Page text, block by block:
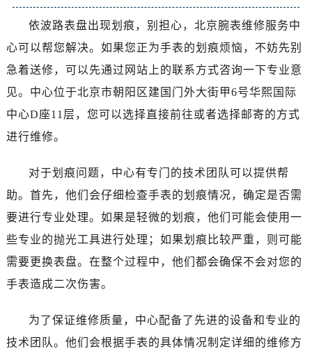
宁波市江北区大闸南路500号来福士广场办公楼20层2009室（需提前预约）
杭州市上城区钱江路1366号华润大厦写字楼A座5层503-5室（需提前预约）
金华市金东区东市南街777号金华万达广场写字楼4号楼22层2209室（需提前预约）
绍兴市越城区胜利东路379号世茂天际中心写字楼8层805室（需提前预约）
嘉兴市南湖区广益路705号嘉兴世界贸易中心写字楼A座13层1304室（需提前预约）
惠州市惠城区江北文昌一路7号华贸大厦写字楼1座30层05室（需提前预约）
厦门市思明区湖滨东路95号华润大厦写字楼B座11层1104室（需提前预约）
福州市鼓楼区五四路128-1号恒力城写字楼15层03室（需提前预约）
成都市锦江区人民东路6号SAC东原中心写字楼24层2406B室（需提前预约）
郑州市二七区铭功路10号华润大厦写字楼29层2905室（需提前预约）
太原市迎泽区解放路15号亨得利名表服务中心（品牌授权店）3层整层（需提前预约）
依波路表盘出现划痕，别担心，北京腕表维修服务中
心可以帮您解决。如果您正为手表的划痕烦恼，不妨先别
急着送修，可以先通过网站上的联系方式咨询一下专业意
见。中心位于北京市朝阳区建国门外大街甲6号华熙国际
中心D座11层，您可以选择直接前往或者选择邮寄的方式
进行维修。
对于划痕问题，中心有专门的技术团队可以提供帮
助。首先，他们会仔细检查手表的划痕情况，确定是否需
要进行专业处理。如果是轻微的划痕，他们可能会使用一
些专业的抛光工具进行处理；如果划痕比较严重，则可能
需要更换表盘。在整个过程中，他们都会确保不会对您的
手表造成二次伤害。
为了保证维修质量，中心配备了先进的设备和专业的
技术团队。他们会根据手表的具体情况制定详细的维修方